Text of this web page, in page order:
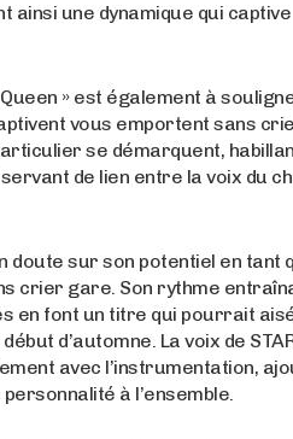
une dynamique qui captive
» est également à
vous emportent sans
se démarquent,
de lien entre la voix du
doute sur son potentiel en tant
crier gare. Son rythme
en font un titre qui pourrait
d’automne. La voix de
avec l’instrumentation,
à l’ensemble.